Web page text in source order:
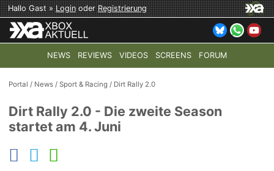
Hallo Gast »LoginoderRegistrierung
NEWS REVIEWS VIDEOS SCREENS FORUM
TOP-THEMEN: COD: MODERN WARFARE 4 HALO:
Portal / News /Sport & Racing / Dirt Rally 2.0
Dirt Rally 2.0 - Die zweite Season
startet am 4. Juni